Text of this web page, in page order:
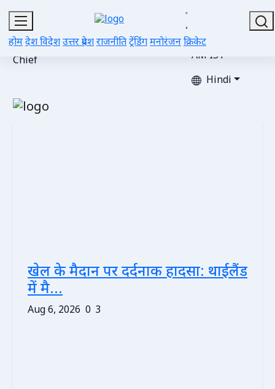
Editor-
in-
Chief
with Us
Contacts
Updated 03:05
AM IST
Hindi
खेल के मैदान पर दर्दनाक हादसा: थाईलैंड
में मै...
Aug 6, 2026 0 3
होमदेश विदेशउत्तर प्रदेशराजनीतिट्रेंडिंगमनोरंजनक्रिकेट